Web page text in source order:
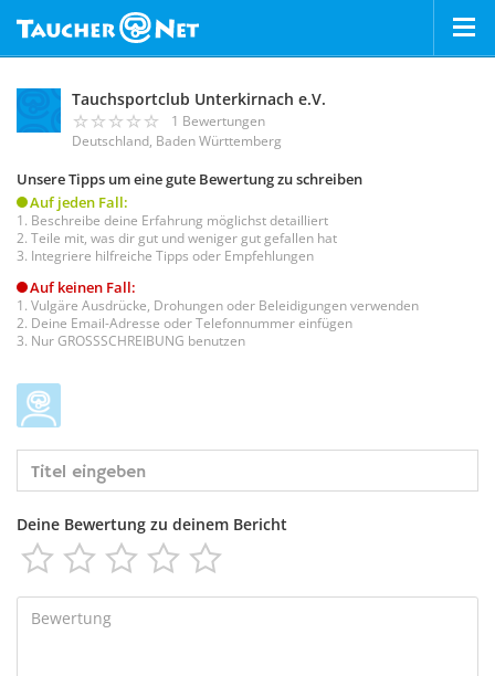
Tauchsportclub Unterkirnach e.V.
1 Bewertungen
Deutschland, Baden Württemberg
Unsere Tipps um eine gute Bewertung zu schreiben
Auf jeden Fall:
Beschreibe deine Erfahrung möglichst detailliert
Teile mit, was dir gut und weniger gut gefallen hat
Integriere hilfreiche Tipps oder Empfehlungen
Auf keinen Fall:
Vulgäre Ausdrücke, Drohungen oder Beleidigungen verwenden
Deine Email-Adresse oder Telefonnummer einfügen
Nur GROSSSCHREIBUNG benutzen
Deine Bewertung zu deinem Bericht
    